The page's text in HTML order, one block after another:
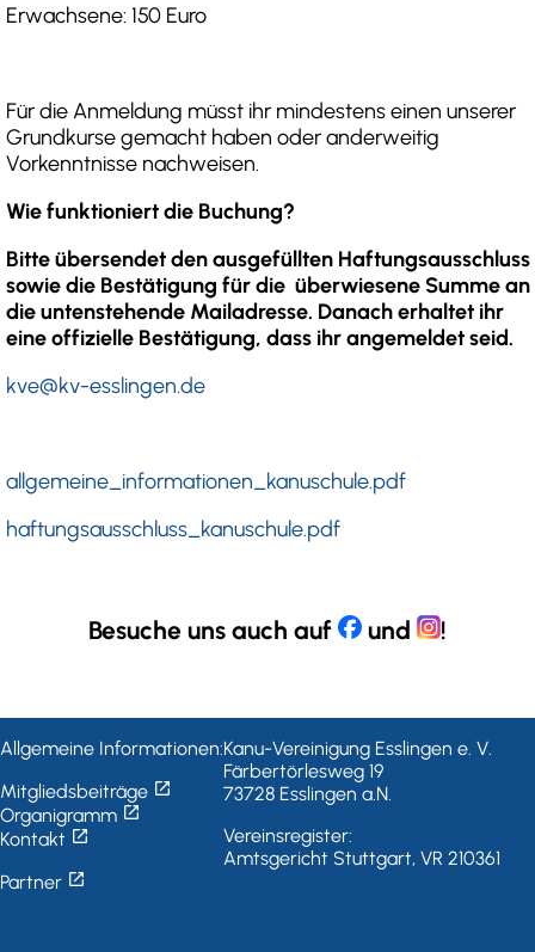
Erwachsene: 150 Euro
Für die Anmeldung müsst ihr mindestens einen unserer
Grundkurse gemacht haben oder anderweitig
Vorkenntnisse nachweisen.
Wie funktioniert die Buchung?
Bitte übersendet den ausgefüllten Haftungsausschluss
sowie die Bestätigung für die überwiesene Summe an
die untenstehende Mailadresse. Danach erhaltet ihr
eine offizielle Bestätigung, dass ihr angemeldet seid.
kve@kv-esslingen.de
allgemeine_informationen_kanuschule.pdf
haftungsausschluss_kanuschule.pdf
Besuche uns auch auf und !
Allgemeine Informationen:
Mitgliedsbeiträge open_in_new
Organigramm open_in_new
Kontakt open_in_new
Partner open_in_new
Kanu-Vereinigung Esslingen e. V.
Färbertörlesweg 19
73728 Esslingen a.N.
Vereinsregister:
Amtsgericht Stuttgart, VR 210361